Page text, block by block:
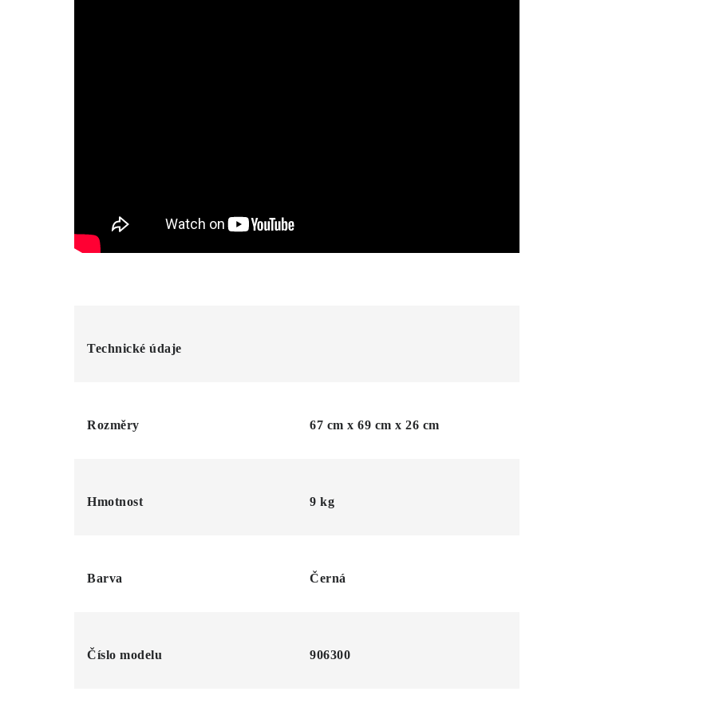
Technické údaje
Rozměry 67 cm x 69 cm x 26 cm
Hmotnost 9 kg
Barva Černá
Číslo modelu 906300